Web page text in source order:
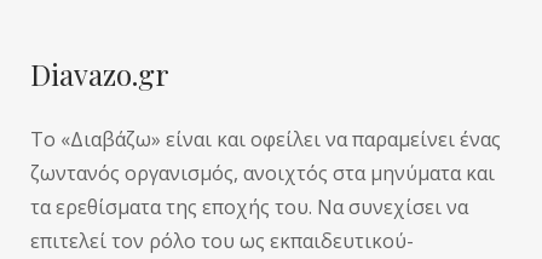
Diavazo.gr
Το «Διαβάζω» είναι και οφείλει να παραμείνει ένας
ζωντανός οργανισμός, ανοιχτός στα μηνύματα και
τα ερεθίσματα της εποχής του. Να συνεχίσει να
επιτελεί τον ρόλο του ως εκπαιδευτικού-